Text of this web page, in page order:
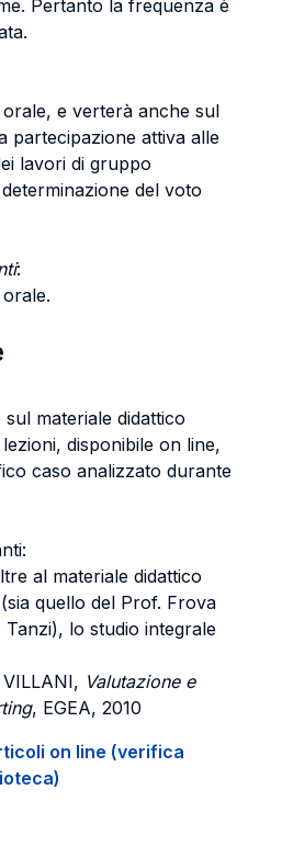
Pertanto la frequenza è
e verterà anche sul
partecipazione attiva alle
lavori di gruppo
del voto
:
sul materiale didattico
disponibile on line,
caso analizzato durante
al materiale didattico
quello del Prof. Frova
lo studio integrale
, Valutazione e
, EGEA, 2010
on line (verifica